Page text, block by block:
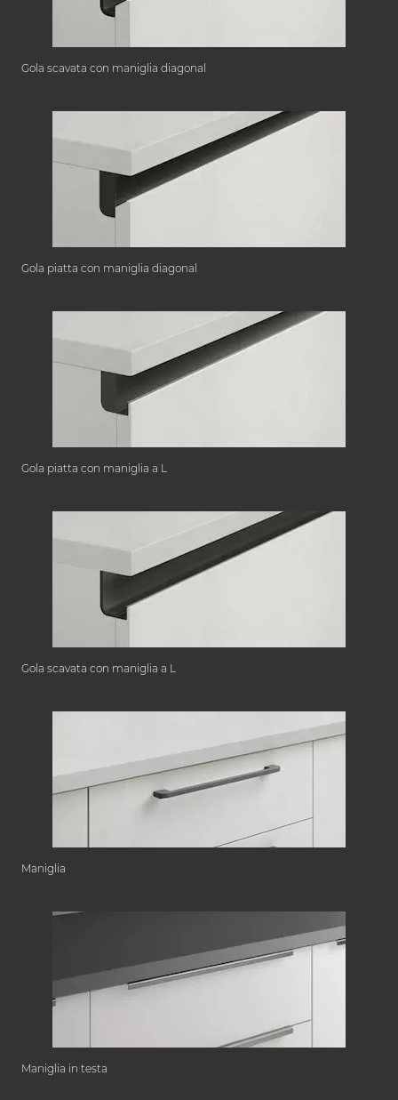
Gola scavata con maniglia diagonal
Gola piatta con maniglia diagonal
Gola piatta con maniglia a L
Gola scavata con maniglia a L
Maniglia
Maniglia in testa